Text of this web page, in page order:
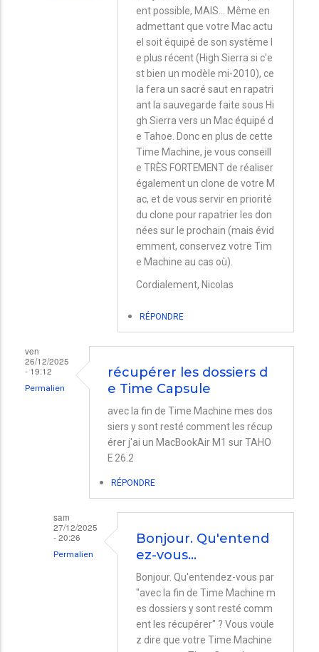
ent possible, MAIS... Même en
admettant que votre Mac actu
el soit équipé de son système l
e plus récent (High Sierra si c'e
st bien un modèle mi-2010), ce
la fera un sacré saut en rapatri
ant la sauvegarde faite sous Hi
gh Sierra vers un Mac équipé d
e Tahoe. Donc en plus de cette
Time Machine, je vous conseill
e TRÈS FORTEMENT de réaliser
également un clone de votre M
ac, et de vous servir en priorité
du clone pour rapatrier les don
nées sur le prochain (mais évid
emment, conservez votre Tim
e Machine au cas où).
Cordialement, Nicolas
RÉPONDRE
ven
26/12/2025
- 19:12
Permalien
récupérer les dossiers d
e Time Capsule
avec la fin de Time Machine mes dos
siers y sont resté comment les récup
érer j'ai un MacBookAir M1 sur TAHO
E 26.2
RÉPONDRE
sam
27/12/2025
- 20:26
Permalien
Bonjour. Qu'entend
ez-vous…
Bonjour. Qu'entendez-vous par
"avec la fin de Time Machine m
es dossiers y sont resté comm
ent les récupérer" ? Vous voule
z dire que votre Time Machine